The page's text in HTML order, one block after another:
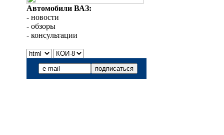
Автомобили ВАЗ:
- новости
- обзоры
- консультации